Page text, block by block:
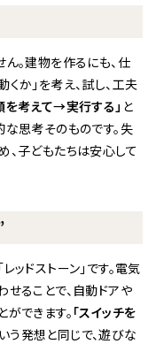
。建物を作るにも、仕
か」を考え、試し、工夫
考えて→実行する」 と
思考そのものです。失
、子どもたちは安心して
ッドストーン」です。電気
ることで、自動ドアや
できます。 「スイッチを
う発想と同じで、遊びな